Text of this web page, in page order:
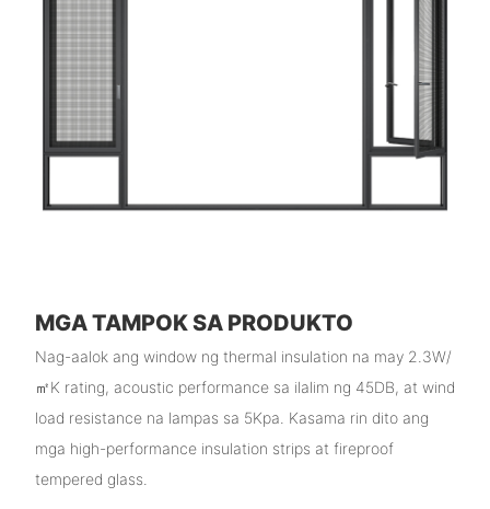
MGA TAMPOK SA PRODUKTO
Nag-aalok ang window ng thermal insulation na may 2.3W/
㎡K rating, acoustic performance sa ilalim ng 45DB, at wind
load resistance na lampas sa 5Kpa. Kasama rin dito ang
mga high-performance insulation strips at fireproof
tempered glass.